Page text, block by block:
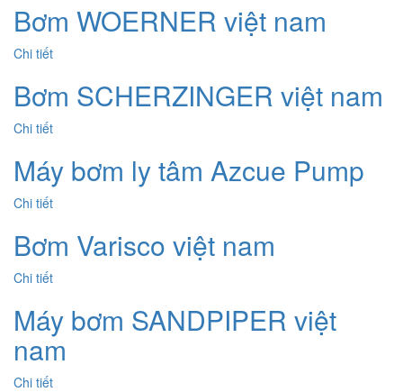
Bơm WOERNER việt nam
Chi tiết
Bơm SCHERZINGER việt nam
Chi tiết
Máy bơm ly tâm Azcue Pump
Chi tiết
Bơm Varisco việt nam
Chi tiết
Máy bơm SANDPIPER việt
nam
Chi tiết